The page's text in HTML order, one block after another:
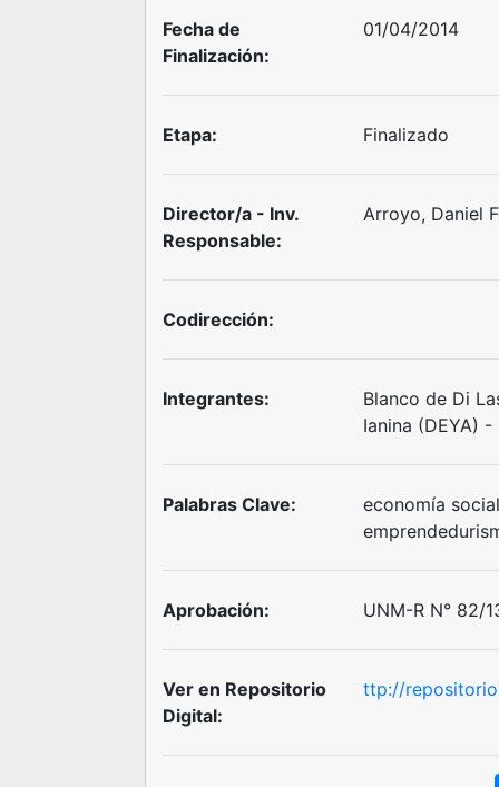
Fecha de
Finalización:
01/04/2014
Etapa: Finalizado
Director/a - Inv.
Responsable:
Arroyo, Daniel
Codirección:
Integrantes:
Blanco de Di
Ianina (DEYA)
Palabras Clave:
economía
Aprobación: UNM-R N° 82/
Ver en Repositorio
Digital:
ttp://